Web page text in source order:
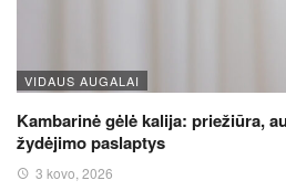
VIDAUS AUGALAI
Kambarinė gėlė kalija: priežiūra,
žydėjimo paslaptys
3 kovo, 2026